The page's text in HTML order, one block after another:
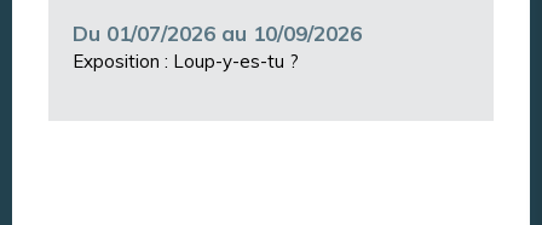
Du 01/07/2026 au 10/09/2026
Exposition : Loup-y-es-tu ?